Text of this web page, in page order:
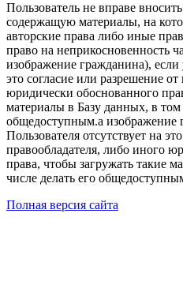
Пользователь не вправе
содержащую материалы, на
авторские права либо иные
право на неприкосновенность
изображение гражданина), если
это согласие или разрешение
юридически обоснованного
материалы в Базу данных, в том
общедоступным.а изображение
Пользователя отсутствует на
правообладателя, либо иного
права, чтобы загружать такие
числе делать его
Полная версия сайта